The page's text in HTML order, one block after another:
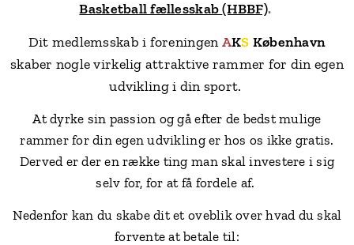
Basketball fællesskab(HBBF).
Dit medlemsskab i foreningen AKS København
skaber nogle virkelig attraktive rammer for din egen
udvikling i din sport.
At dyrke sin passion og gå efter de bedst mulige
rammer for din egen udvikling er hos os ikke gratis.
Derved er der en række ting man skal investere i sig
selv for, for at få fordele af.
Nedenfor kan du skabe dit et oveblik over hvad du skal
forvente at betale til: